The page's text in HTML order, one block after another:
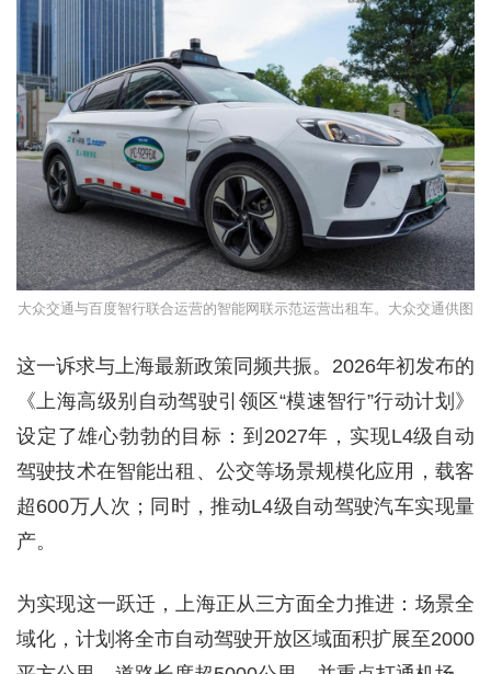
大众交通与百度智行联合运营的智能网联示范运营出租车。大众交通供图
这一诉求与上海最新政策同频共振。2026年初发布的
《上海高级别自动驾驶引领区“模速智行”行动计划》
设定了雄心勃勃的目标：到2027年，实现L4级自动
驾驶技术在智能出租、公交等场景规模化应用，载客
超600万人次；同时，推动L4级自动驾驶汽车实现量
产。
为实现这一跃迁，上海正从三方面全力推进：场景全
域化，计划将全市自动驾驶开放区域面积扩展至2000